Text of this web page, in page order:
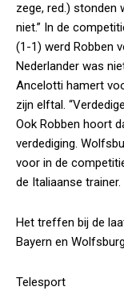
zege, red.) stonden
niet.” In de
(1-1) werd Robben
Nederlander was
Ancelotti hamert
zijn elftal.
Ook Robben hoort
verdediging.
voor in de
de Italiaanse trainer.
Het treffen bij de
Bayern en
Telesport